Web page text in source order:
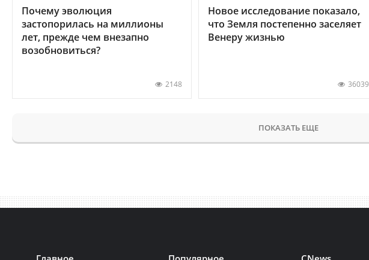
Почему эволюция
застопорилась на миллионы
лет, прежде чем внезапно
возобновиться?
2148
Новое исследование показало,
что Земля постепенно заселяет
Венеру жизнью
36039
ПОКАЗАТЬ ЕЩЕ